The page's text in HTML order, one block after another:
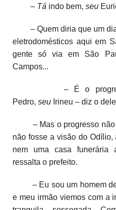
– Tá indo bem, seu
– Quem diria que um
eletrodomésticos aqui em
gente só via em São
Campos...
– É o
Pedro, seu Irineu – diz o
– Mas o progresso
não fosse a visão do
nem uma casa
ressalta o prefeito.
– Eu sou um homem
e meu irmão viemos com a